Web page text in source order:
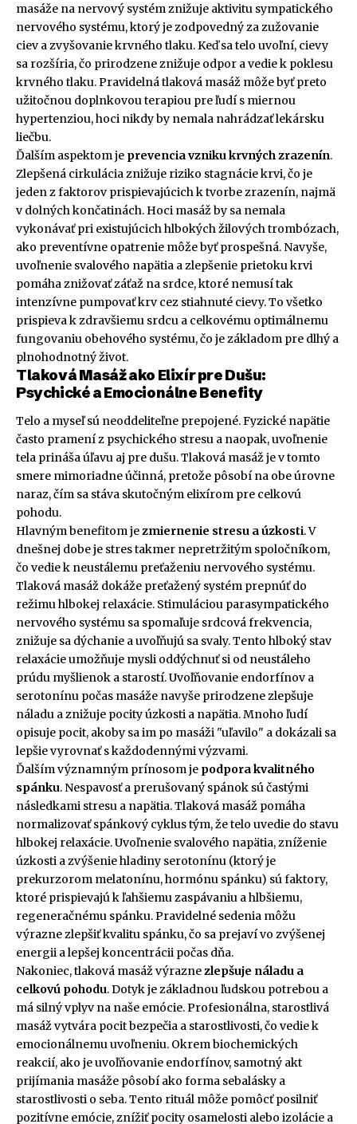
masáže na nervový systém znižuje aktivitu sympatického
nervového systému, ktorý je zodpovedný za zužovanie
ciev a zvyšovanie krvného tlaku. Keď sa telo uvoľní, cievy
sa rozšíria, čo prirodzene znižuje odpor a vedie k poklesu
krvného tlaku. Pravidelná tlaková masáž môže byť preto
užitočnou doplnkovou terapiou pre ľudí s miernou
hypertenziou, hoci nikdy by nemala nahrádzať lekársku
liečbu.
Ďalším aspektom je prevencia vzniku krvných zrazenín.
Zlepšená cirkulácia znižuje riziko stagnácie krvi, čo je
jeden z faktorov prispievajúcich k tvorbe zrazenín, najmä
v dolných končatinách. Hoci masáž by sa nemala
vykonávať pri existujúcich hlbokých žilových trombózach,
ako preventívne opatrenie môže byť prospešná. Navyše,
uvoľnenie svalového napätia a zlepšenie prietoku krvi
pomáha znižovať záťaž na srdce, ktoré nemusí tak
intenzívne pumpovať krv cez stiahnuté cievy. To všetko
prispieva k zdravšiemu srdcu a celkovému optimálnemu
fungovaniu obehového systému, čo je základom pre dlhý a
plnohodnotný život.
Tlaková Masáž ako Elixír pre Dušu:
Psychické a Emocionálne Benefity
Telo a myseľ sú neoddeliteľne prepojené. Fyzické napätie
často pramení z psychického stresu a naopak, uvoľnenie
tela prináša úľavu aj pre dušu. Tlaková masáž je v tomto
smere mimoriadne účinná, pretože pôsobí na obe úrovne
naraz, čím sa stáva skutočným elixírom pre celkovú
pohodu.
Hlavným benefitom jezmiernenie stresu a úzkosti. V
dnešnej dobe je stres takmer nepretržitým spoločníkom,
čo vedie k neustálemu preťaženiu nervového systému.
Tlaková masáž dokáže preťažený systém prepnúť do
režimu hlbokej relaxácie. Stimuláciou parasympatického
nervového systému sa spomaľuje srdcová frekvencia,
znižuje sa dýchanie a uvoľňujú sa svaly. Tento hlboký stav
relaxácie umožňuje mysli oddýchnuť si od neustáleho
prúdu myšlienok a starostí. Uvoľňovanie endorfínov a
serotonínu počas masáže navyše prirodzene zlepšuje
náladu a znižuje pocity úzkosti a napätia. Mnoho ľudí
opisuje pocit, akoby sa im po masáži "uľavilo" a dokázali sa
lepšie vyrovnať s každodennými výzvami.
Ďalším významným prínosom je podpora kvalitného
spánku. Nespavosť a prerušovaný spánok sú častými
následkami stresu a napätia. Tlaková masáž pomáha
normalizovať spánkový cyklus tým, že telo uvedie do stavu
hlbokej relaxácie. Uvoľnenie svalového napätia, zníženie
úzkosti a zvýšenie hladiny serotonínu (ktorý je
prekurzorom melatonínu, hormónu spánku) sú faktory,
ktoré prispievajú k ľahšiemu zaspávaniu a hlbšiemu,
regeneračnému spánku. Pravidelné sedenia môžu
výrazne zlepšiť kvalitu spánku, čo sa prejaví vo zvýšenej
energii a lepšej koncentrácii počas dňa.
Nakoniec, tlaková masáž výraznezlepšuje náladu a
celkovú pohodu. Dotyk je základnou ľudskou potrebou a
má silný vplyv na naše emócie. Profesionálna, starostlivá
masáž vytvára pocit bezpečia a starostlivosti, čo vedie k
emocionálnemu uvoľneniu. Okrem biochemických
reakcií, ako je uvoľňovanie endorfínov, samotný akt
prijímania masáže pôsobí ako forma sebalásky a
starostlivosti o seba. Tento rituál môže pomôcť posilniť
pozitívne emócie, znížiť pocity osamelosti alebo izolácie a